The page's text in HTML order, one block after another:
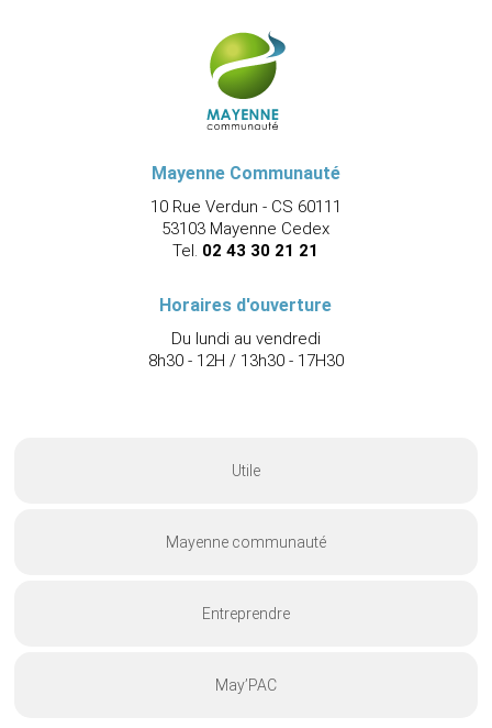
Mayenne Communauté
10 Rue Verdun - CS 60111
53103 Mayenne Cedex
Tel. 02 43 30 21 21
Horaires d'ouverture
Du lundi au vendredi
8h30 - 12H / 13h30 - 17H30
Utile
Mayenne communauté
Entreprendre
May’PAC